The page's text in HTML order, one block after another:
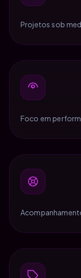
Projetos sob
Foco em